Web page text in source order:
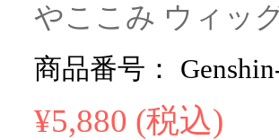
やここみ ウィッ
商品番号：
¥5,880 (税込)